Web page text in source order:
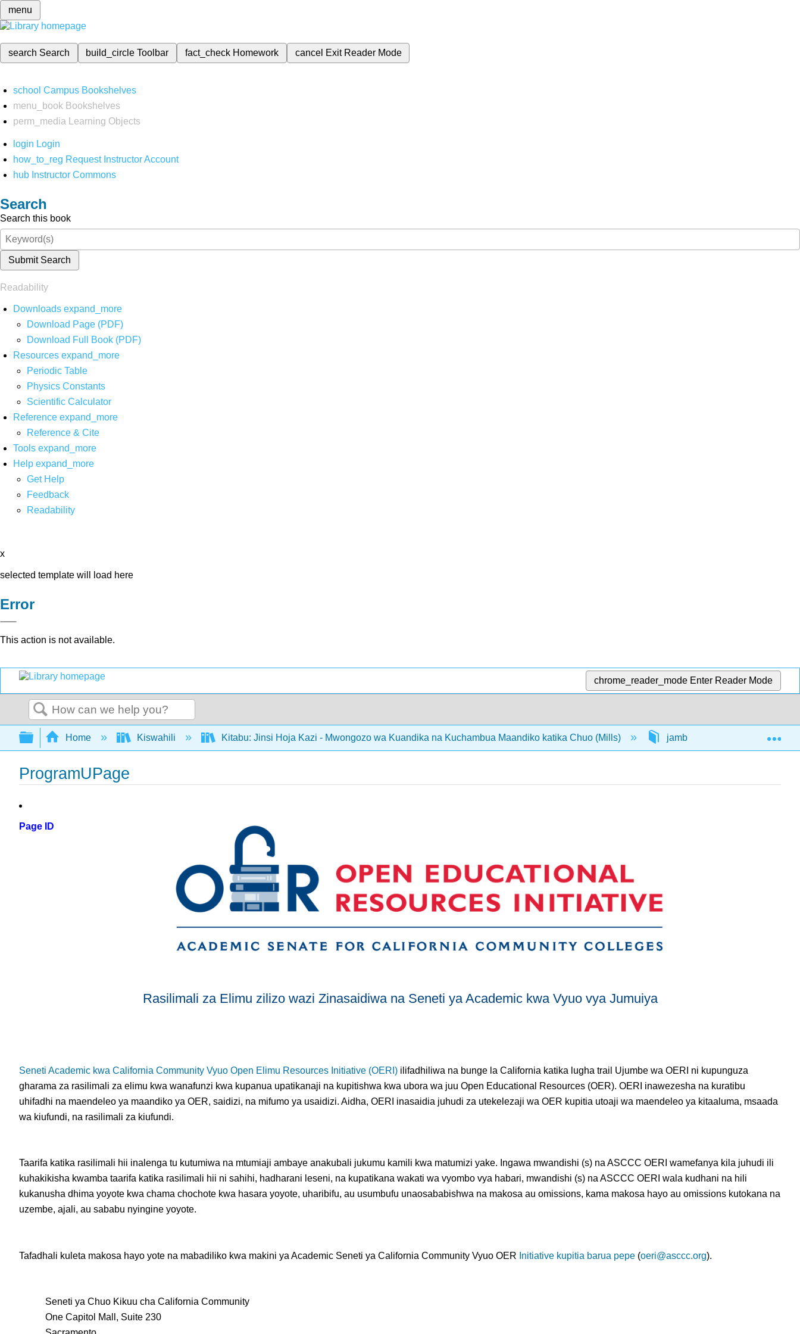
menu
search Search build_circleToolbar fact_check Homework cancel Exit Reader Mode
school Campus Bookshelves
menu_book Bookshelves
perm_media
Learning Objects
login Login
how_to_reg Request Instructor Account
hub Instructor Commons
Search
Search this book
Submit Search
Readability
Downloads expand_more
Download Page (PDF)
Download Full Book (PDF)
Resources expand_more
Periodic Table
Physics Constants
Scientific Calculator
Reference expand_more
Reference & Cite
Tools expand_more
Help expand_more
Get Help
Feedback
Readability
x
selected template will load here
Error
This action is not available.
chrome_reader_mode Enter Reader Mode
Search
Expand/collapse global hierarchy
Home Kiswahili Kitabu: Jinsi Hoja Kazi - Mwongozo wa Kuandika na Kuchambua Maandiko katika Chuo (Mills) jambo la mbele
ProgramUPage
Page ID
Rasilimali za Elimu zilizo wazi Zinasaidiwa na Seneti ya Academic kwa Vyuo vya Jumuiya
Seneti Academic kwa California Community Vyuo Open Elimu Resources Initiative (OERI) ilifadhiliwa na bunge la California katika lugha trail Ujumbe wa OERI ni kupunguza
gharama za rasilimali za elimu kwa wanafunzi kwa kupanua upatikanaji na kupitishwa kwa ubora wa juu Open Educational Resources (OER). OERI inawezesha na kuratibu
uhifadhi na maendeleo ya maandiko ya OER, saidizi, na mifumo ya usaidizi. Aidha, OERI inasaidia juhudi za utekelezaji wa OER kupitia utoaji wa maendeleo ya kitaaluma, msaada
wa kiufundi, na rasilimali za kiufundi.
Taarifa katika rasilimali hii inalenga tu kutumiwa na mtumiaji ambaye anakubali jukumu kamili kwa matumizi yake. Ingawa mwandishi (s) na ASCCC OERI wamefanya kila juhudi ili
kuhakikisha kwamba taarifa katika rasilimali hii ni sahihi, hadharani leseni, na kupatikana wakati wa vyombo vya habari, mwandishi (s) na ASCCC OERI wala kudhani na hili
kukanusha dhima yoyote kwa chama chochote kwa hasara yoyote, uharibifu, au usumbufu unaosababishwa na makosa au omissions, kama makosa hayo au omissions kutokana na
uzembe, ajali, au sababu nyingine yoyote.
Tafadhali kuleta makosa hayo yote na mabadiliko kwa makini ya Academic Seneti ya California Community Vyuo OER Initiative kupitia barua pepe (oeri@asccc.org).
Seneti ya Chuo Kikuu cha California Community
One Capitol Mall, Suite 230